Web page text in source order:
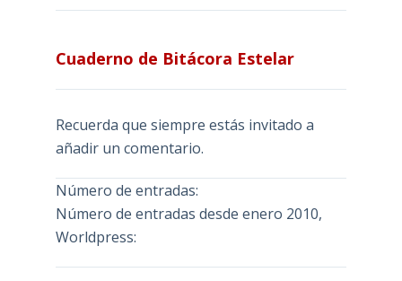
Cuaderno de Bitácora Estelar
Recuerda que siempre estás invitado a
añadir un comentario.
Número de entradas:
Número de entradas desde enero 2010,
Worldpress: